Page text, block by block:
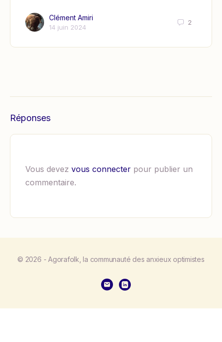
Clément Amiri
14 juin 2024
2
Réponses
Vous devez vous connecter pour publier un
commentaire.
© 2026 - Agorafolk, la communauté des anxieux optimistes